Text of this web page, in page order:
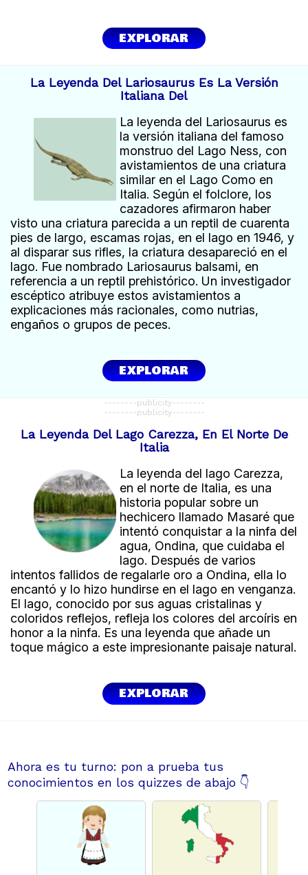
EXPLORAR
La Leyenda Del Lariosaurus Es La Versión
Italiana Del
La leyenda del Lariosaurus es
la versión italiana del famoso
monstruo del Lago Ness, con
avistamientos de una criatura
similar en el Lago Como en
Italia. Según el folclore, los
cazadores afirmaron haber
visto una criatura parecida a un reptil de cuarenta
pies de largo, escamas rojas, en el lago en 1946, y
al disparar sus rifles, la criatura desapareció en el
lago. Fue nombrado Lariosaurus balsami, en
referencia a un reptil prehistórico. Un investigador
escéptico atribuye estos avistamientos a
explicaciones más racionales, como nutrias,
engaños o grupos de peces.
EXPLORAR
--------publicity--------
--------publicity--------
La Leyenda Del Lago Carezza, En El Norte De
Italia
La leyenda del lago Carezza,
en el norte de Italia, es una
historia popular sobre un
hechicero llamado Masaré que
intentó conquistar a la ninfa del
agua, Ondina, que cuidaba el
lago. Después de varios
intentos fallidos de regalarle oro a Ondina, ella lo
encantó y lo hizo hundirse en el lago en venganza.
El lago, conocido por sus aguas cristalinas y
coloridos reflejos, refleja los colores del arcoíris en
honor a la ninfa. Es una leyenda que añade un
toque mágico a este impresionante paisaje natural.
EXPLORAR
Ahora es tu turno: pon a prueba tus
conocimientos en los quizzes de abajo 👇